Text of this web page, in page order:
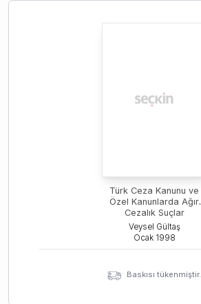
Türk Ceza Kanunu ve
Özel Kanunlarda Ağır
Cezalık Suçlar
Veysel Gültaş
Ocak 1998
Baskısı tükenmiştir.